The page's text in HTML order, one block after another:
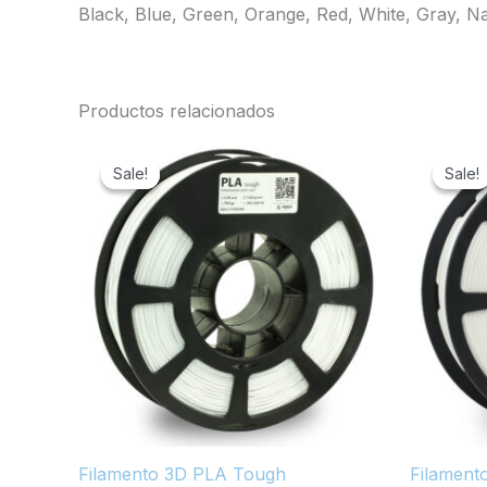
Black, Blue, Green, Orange, Red, White, Gray,
Productos relacionados
Sale!
Sale!
Filamento 3D PLA Tough
Sale!
Sale!